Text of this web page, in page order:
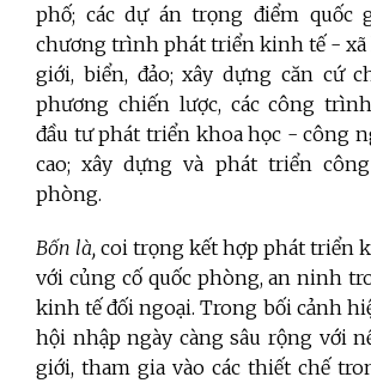
phố; các dự án trọng điểm quốc
chương trình phát triển kinh tế - xã
giới, biển, đảo; xây dựng căn cứ
phương chiến lược, các công
đầu tư phát triển khoa học - công
cao; xây dựng và phát triển
phòng.
Bốn là, coi trọng kết hợp phát triển
với củng cố quốc phòng, an ninh
kinh tế đối ngoại. Trong bối cảnh
hội nhập ngày càng sâu rộng với
giới, tham gia vào các thiết chế